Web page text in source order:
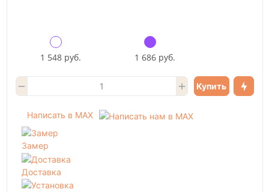
1 548 руб. 1 686 руб.
Купить
Написать в MAX
Замер
Доставка